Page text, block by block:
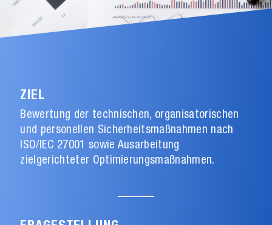
ZIEL
Bewertung der technischen, organisatorischen
und personellen Sicherheitsmaßnahmen nach
ISO/IEC 27001 sowie Ausarbeitung
zielgerichteter Optimierungsmaßnahmen.